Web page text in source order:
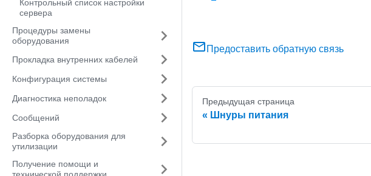
Контрольный список настройки
сервера
Процедуры замены
оборудования
Прокладка внутренних кабелей
Конфигурация системы
Диагностика неполадок
Сообщений
Разборка оборудования для
утилизации
Получение помощи и
Предоставить обратную связь
Предыдущая страница
Шнуры питания